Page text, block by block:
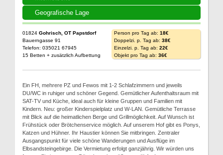
Geografische Lage
01824 Gohrisch, OT Papstdorf
Bauerngasse 91
Telefon: 035021 67945
15 Betten + zusätzlich Aufbettung
Person pro Tag ab: 18€
Doppelzi. p. Tag ab: 38€
Einzelzi. p. Tag ab: 22€
Objekt pro Tag ab: 36€
Ein FH, mehrere PZ und Fewos mit 1-2 Schlafzimmern und jeweils
DU/WC in ruhiger und schöner Gegend. Gemütlicher Aufenthaltsraum mit
SAT-TV und Küche, ideal auch für kleine Gruppen und Familien mit
Kindern. Neu: großer Kinderspielplatz und W-LAN. Gemütliche Terrasse
mit Blick auf die heimatlichen Berge und Grillmöglichkeit. Auf Wunsch ist
Frühstück oder Brötchenservice möglich. Auf unserem Hof gibt es Ponys,
Katzen und Hühner. Ihr Haustier können Sie mitbringen. Zentraler
Ausgangspunkt für viele schöne Wanderungen und Ausflüge im
Elbsandsteingebirge. Die Vermietung erfolgt ganzjährig. Wir würden uns